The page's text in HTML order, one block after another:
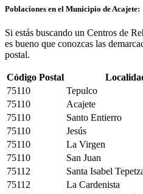
Poblaciones en el Municipio de Acajete:
Si estás buscando un Centros de
es bueno que conozcas las
postal.
Código Postal
75110
Tepulco
75110
Acajete
75110
Santo Entierro
75110
Jesús
75110
La Virgen
75110
San Juan
75112
Santa Isabel
75112
La Cardenista